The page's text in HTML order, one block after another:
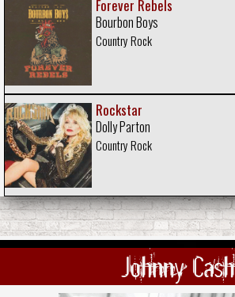
Forever Rebels
Bourbon Boys
Country Rock
Rockstar
Dolly Parton
Country Rock
Johnny Cash